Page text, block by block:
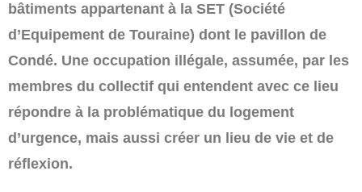
bâtiments appartenant à la SET (Société
d’Equipement de Touraine) dont le pavillon de
Condé. Une occupation illégale, assumée, par les
membres du collectif qui entendent avec ce lieu
répondre à la problématique du logement
d’urgence, mais aussi créer un lieu de vie et de
réflexion.